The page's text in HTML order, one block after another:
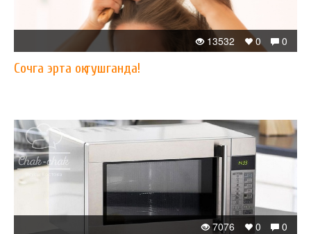
0
0
13532
Сочга эрта оқ тушганда!
0
0
7076